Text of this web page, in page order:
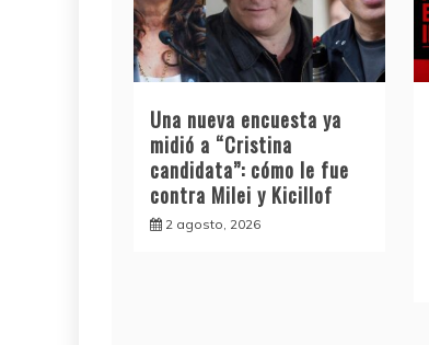
Una nueva encuesta ya
midió a “Cristina
candidata”: cómo le fue
contra Milei y Kicillof
2 agosto, 2026